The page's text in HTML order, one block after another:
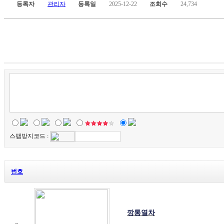
등록자 관리자 등록일 2025-12-22 조회수 24,734
스팸방지코드 :
번호
깡통열차